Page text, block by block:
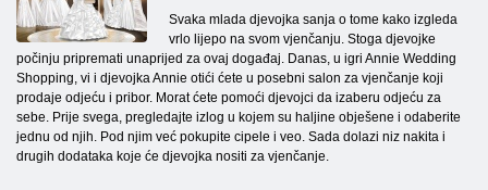
Svaka mlada djevojka sanja o tome kako izgleda
vrlo lijepo na svom vjenčanju. Stoga djevojke
počinju pripremati unaprijed za ovaj događaj. Danas, u igri Annie Wedding
Shopping, vi i djevojka Annie otići ćete u posebni salon za vjenčanje koji
prodaje odjeću i pribor. Morat ćete pomoći djevojci da izaberu odjeću za
sebe. Prije svega, pregledajte izlog u kojem su haljine obješene i odaberite
jednu od njih. Pod njim već pokupite cipele i veo. Sada dolazi niz nakita i
drugih dodataka koje će djevojka nositi za vjenčanje.